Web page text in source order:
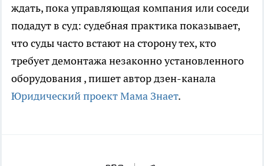
ждать, пока управляющая компания или соседи
подадут в суд: судебная практика показывает,
что суды часто встают на сторону тех, кто
требует демонтажа незаконно установленного
оборудования , пишет автор дзен-канала
Юридический проект Мама Знает.